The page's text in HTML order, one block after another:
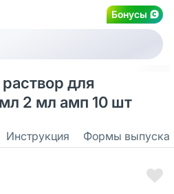
Бонусы
для
2 мл амп 10 шт
Инструкция Формы выпуска